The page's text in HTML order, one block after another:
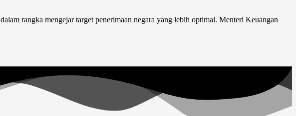
rangka mengejar target penerimaan negara yang lebih optimal. Menteri Keuangan